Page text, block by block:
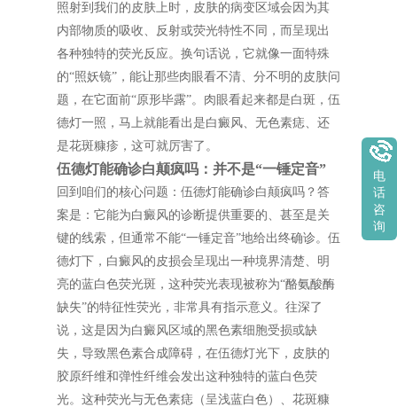
照射到我们的皮肤上时，皮肤的病变区域会因为其
内部物质的吸收、反射或荧光特性不同，而呈现出
各种独特的荧光反应。换句话说，它就像一面特殊
的“照妖镜”，能让那些肉眼看不清、分不明的皮肤问
题，在它面前“原形毕露”。肉眼看起来都是白斑，伍
德灯一照，马上就能看出是白癜风、无色素痣、还
是花斑糠疹，这可就厉害了。
伍德灯能确诊白颠疯吗：并不是“一锤定音”
回到咱们的核心问题：伍德灯能确诊白颠疯吗？答
案是：它能为白癜风的诊断提供重要的、甚至是关
键的线索，但通常不能“一锤定音”地给出终确诊。伍
德灯下，白癜风的皮损会呈现出一种境界清楚、明
亮的蓝白色荧光斑，这种荧光表现被称为“酪氨酸酶
缺失”的特征性荧光，非常具有指示意义。往深了
说，这是因为白癜风区域的黑色素细胞受损或缺
失，导致黑色素合成障碍，在伍德灯光下，皮肤的
胶原纤维和弹性纤维会发出这种独特的蓝白色荧
光。这种荧光与无色素痣（呈浅蓝白色）、花斑糠
电
话
咨
询